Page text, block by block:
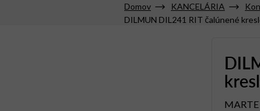
Domov KANCELÁRIA
DILMUN DIL241 RIT čalúnené
MARTE